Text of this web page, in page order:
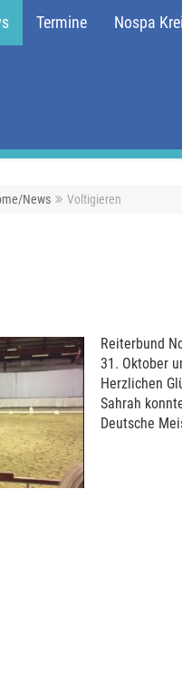
Termine Nospa
News Voltigieren
Reiterbund
31. Oktober
Herzlichen
Sahrah
Deutsche